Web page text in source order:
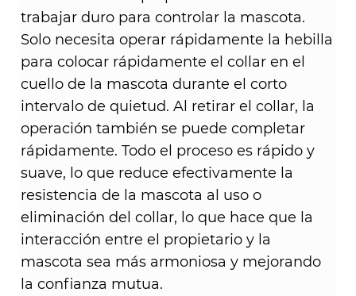
trabajar duro para controlar la mascota.
Solo necesita operar rápidamente la hebilla
para colocar rápidamente el collar en el
cuello de la mascota durante el corto
intervalo de quietud. Al retirar el collar, la
operación también se puede completar
rápidamente. Todo el proceso es rápido y
suave, lo que reduce efectivamente la
resistencia de la mascota al uso o
eliminación del collar, lo que hace que la
interacción entre el propietario y la
mascota sea más armoniosa y mejorando
la confianza mutua.